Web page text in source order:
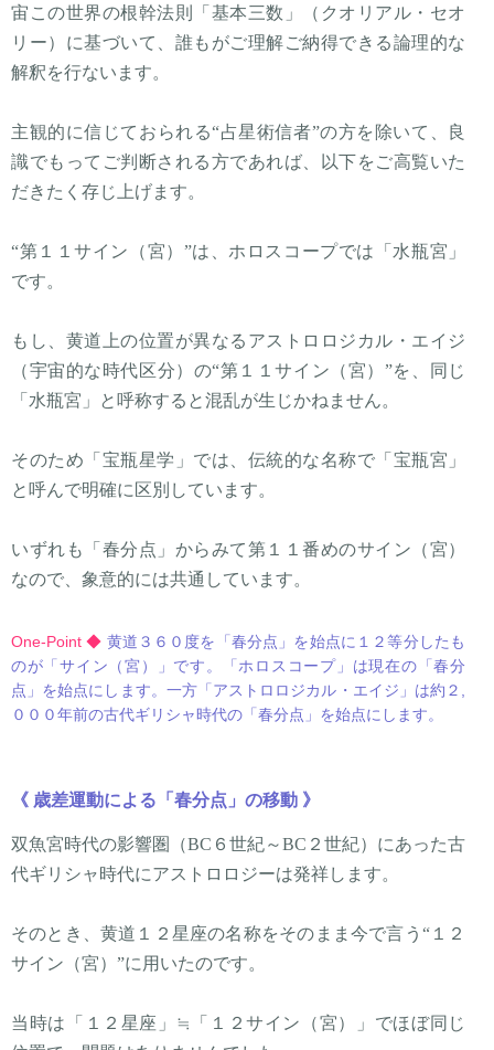
宙この世界の根幹法則「基本三数」（クオリアル・セオ
リー）に基づいて、誰もがご理解ご納得できる論理的な
解釈を行ないます。
主観的に信じておられる“占星術信者”の方を除いて、良
識でもってご判断される方であれば、以下をご高覧いた
だきたく存じ上げます。
“第１１サイン（宮）”は、ホロスコープでは「水瓶宮」
です。
もし、黄道上の位置が異なるアストロロジカル・エイジ
（宇宙的な時代区分）の“第１１サイン（宮）”を、同じ
「水瓶宮」と呼称すると混乱が生じかねません。
そのため「宝瓶星学」では、伝統的な名称で「宝瓶宮」
と呼んで明確に区別しています。
いずれも「春分点」からみて第１１番めのサイン（宮）
なので、象意的には共通しています。
One-Point ◆ 黄道３６０度を「春分点」を始点に１２等分したも
のが「サイン（宮）」です。「ホロスコープ」は現在の「春分
点」を始点にします。一方「アストロロジカル・エイジ」は約２,
０００年前の古代ギリシャ時代の「春分点」を始点にします。
《 歳差運動による「春分点」の移動 》
双魚宮時代の影響圏（BC６世紀～BC２世紀）にあった古
代ギリシャ時代にアストロロジーは発祥します。
そのとき、黄道１２星座の名称をそのまま今で言う“１２
サイン（宮）”に用いたのです。
当時は「１２星座」≒「１２サイン（宮）」でほぼ同じ